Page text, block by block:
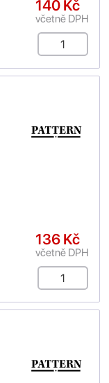
140 Kč
včetně DPH
136 Kč
včetně DPH